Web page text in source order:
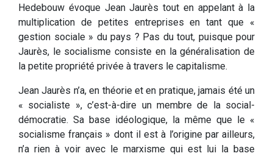
Hedebouw évoque Jean Jaurès tout en appelant à la
multiplication de petites entreprises en tant que «
gestion sociale » du pays ? Pas du tout, puisque pour
Jaurès, le socialisme consiste en la généralisation de
la petite propriété privée à travers le capitalisme.
Jean Jaurès n’a, en théorie et en pratique, jamais été un
« socialiste », c’est-à-dire un membre de la social-
démocratie. Sa base idéologique, la même que le «
socialisme français » dont il est à l’origine par ailleurs,
n’a rien à voir avec le marxisme qui est lui la base